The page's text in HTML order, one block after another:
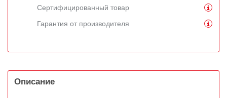
Сертифицированный товар
Гарантия от производителя
Описание